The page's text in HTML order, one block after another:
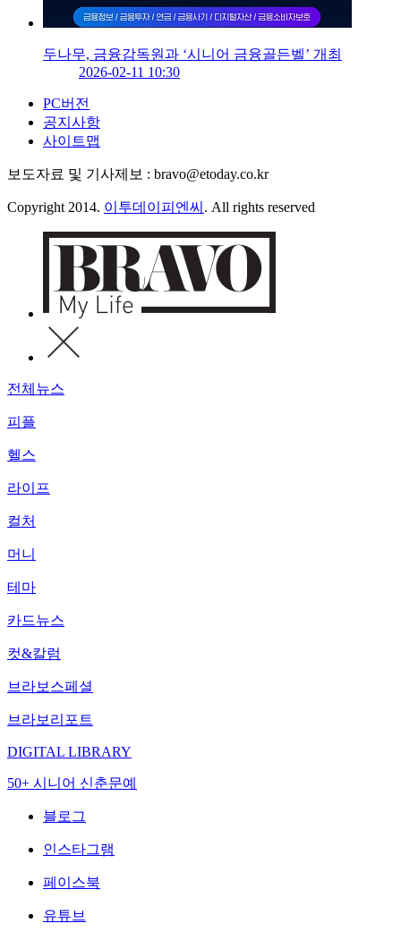
두나무, 금융감독원과 ‘시니어 금융골든벨’ 개최
2026-02-11 10:30
PC버전
공지사항
사이트맵
보도자료 및 기사제보 : bravo@etoday.co.kr
Copyright 2014. 이투데이피엔씨 . All rights reserved
전체뉴스
피플
헬스
라이프
컬처
머니
테마
카드뉴스
컷&칼럼
브라보스페셜
브라보리포트
DIGITAL LIBRARY
50+ 시니어 신춘문예
블로그
인스타그램
페이스북
유튜브